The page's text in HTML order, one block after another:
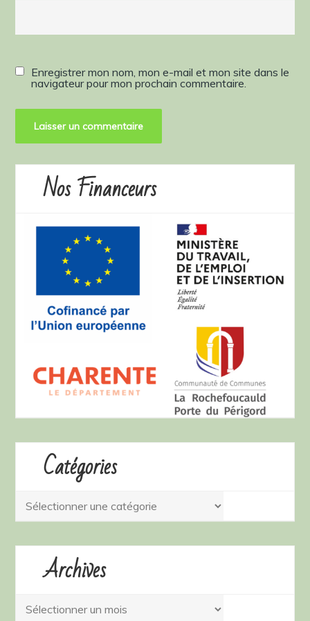
Enregistrer mon nom, mon e-mail et mon site dans le
navigateur pour mon prochain commentaire.
Nos Financeurs
Catégories
Catégories
Archives
Archives